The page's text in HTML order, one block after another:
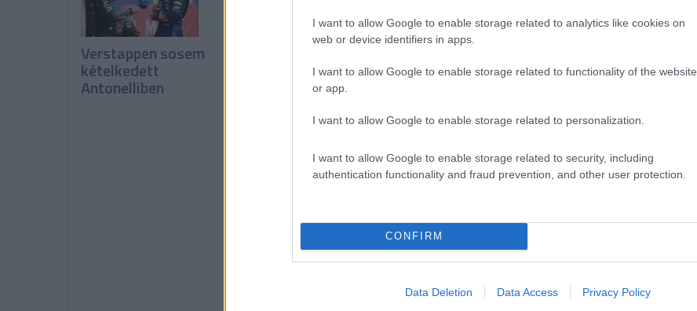
I want to allow Google to enable storage related to analytics like cookies on
web or device identifiers in apps.
I want to allow Google to enable storage related to functionality of the website
or app.
I want to allow Google to enable storage related to personalization.
I want to allow Google to enable storage related to security, including
authentication functionality and fraud prevention, and other user protection.
CONFIRM
Data Deletion Data Access Privacy Policy
Verstappen sosem
kételkedett
Antonelliben
látszanak a pozitív
„Minden álomhoz
kell egy csapat” –
Mercedestől Gwen
figyelmeztet: